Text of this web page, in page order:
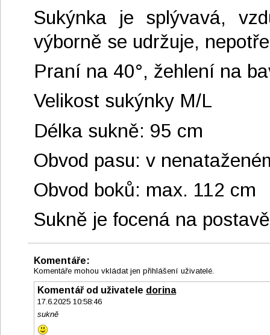
Sukýnka je splývavá,
výborně se udržuje,
Praní na 40°, žehlení na
Velikost sukýnky M/L
Délka sukně: 95 cm
Obvod pasu: v
Obvod boků: max. 112 cm
Sukně je focená na
Komentáře:
Komentáře mohou vkládat jen přihlášení uživatelé.
Komentář od uživatele dorina
17.6.2025 10:58:46
sukně